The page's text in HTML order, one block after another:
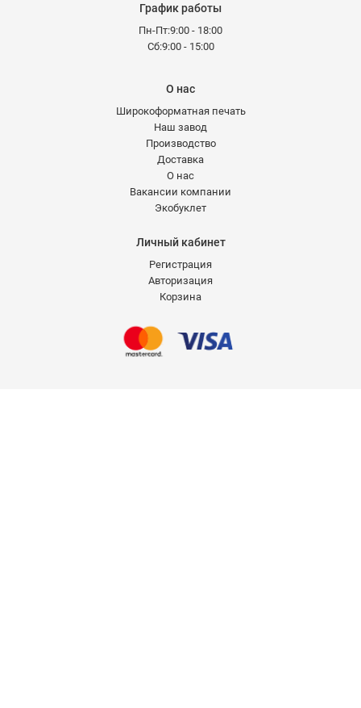
График работы
Пн-Пт:9:00 - 18:00
Сб:9:00 - 15:00
О нас
Широкоформатная печать
Наш завод
Производство
Доставка
О нас
Вакансии компании
Экобуклет
Личный кабинет
Регистрация
Авторизация
Корзина